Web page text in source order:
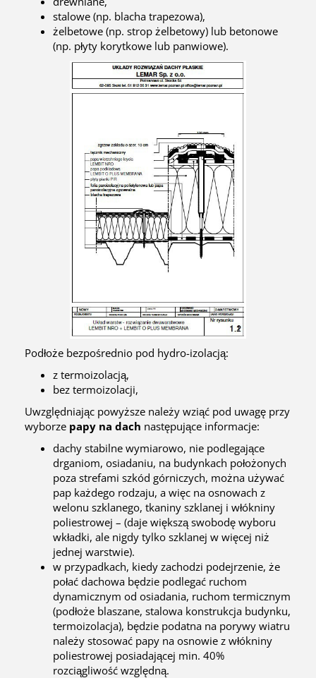
stalowe (np. blacha trapezowa),
żelbetowe (np. strop żelbetowy) lub betonowe
(np. płyty korytkowe lub panwiowe).
Podłoże bezpośrednio pod hydro-izolacją:
z termoizolacją,
bez termoizolacji,
Uwzględniając powyższe należy wziąć pod uwagę przy
wyborze papy na dach następujące informacje:
dachy stabilne wymiarowo, nie podlegające
drganiom, osiadaniu, na budynkach położonych
poza strefami szkód górniczych, można używać
pap każdego rodzaju, a więc na osnowach z
welonu szklanego, tkaniny szklanej i włókniny
poliestrowej – (daje większą swobodę wyboru
wkładki, ale nigdy tylko szklanej w więcej niż
jednej warstwie).
w przypadkach, kiedy zachodzi podejrzenie, że
połać dachowa będzie podlegać ruchom
dynamicznym od osiadania, ruchom termicznym
(podłoże blaszane, stalowa konstrukcja budynku,
termoizolacja), będzie podatna na porywy wiatru
należy stosować papy na osnowie z włókniny
poliestrowej posiadającej min. 40%
rozciągliwość względną.